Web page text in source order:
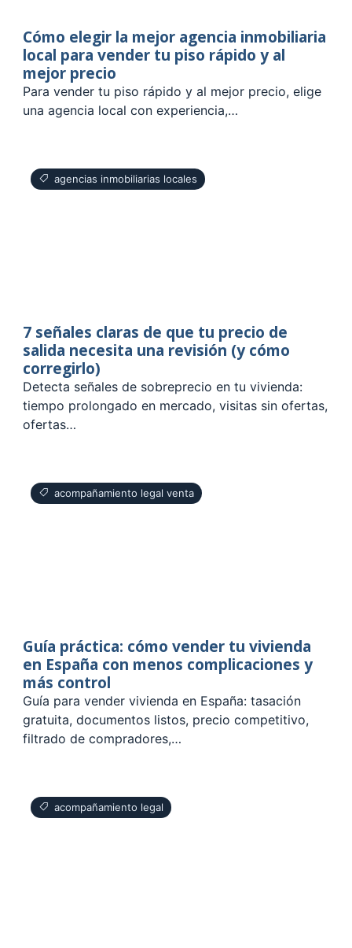
Cómo elegir la mejor agencia inmobiliaria
local para vender tu piso rápido y al
mejor precio
Para vender tu piso rápido y al mejor precio, elige
una agencia local con experiencia,…
agencias inmobiliarias locales
7 señales claras de que tu precio de
salida necesita una revisión (y cómo
corregirlo)
Detecta señales de sobreprecio en tu vivienda:
tiempo prolongado en mercado, visitas sin ofertas,
ofertas…
acompañamiento legal venta
Guía práctica: cómo vender tu vivienda
en España con menos complicaciones y
más control
Guía para vender vivienda en España: tasación
gratuita, documentos listos, precio competitivo,
filtrado de compradores,…
acompañamiento legal